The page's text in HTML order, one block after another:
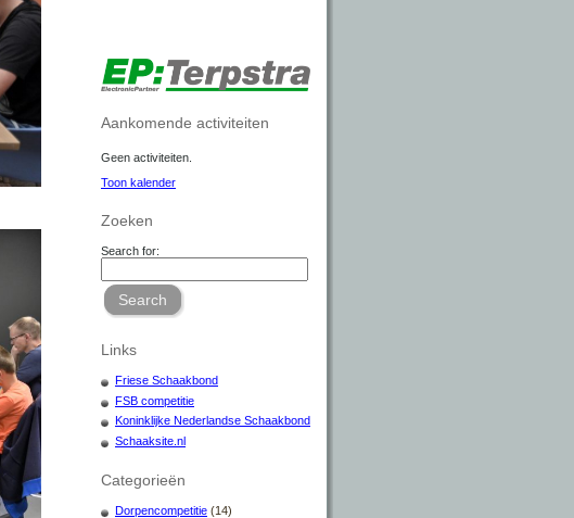
Aankomende activiteiten
Geen activiteiten.
Toon kalender
Zoeken
Search for:
Search
Links
Friese Schaakbond
FSB competitie
Koninklijke Nederlandse Schaakbond
Schaaksite.nl
Categorieën
Dorpencompetitie (14)